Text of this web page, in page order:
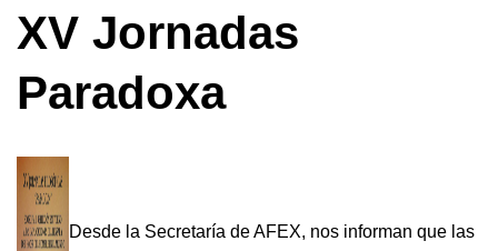
XV Jornadas
Paradoxa
Desde la Secretaría de AFEX, nos informan que las